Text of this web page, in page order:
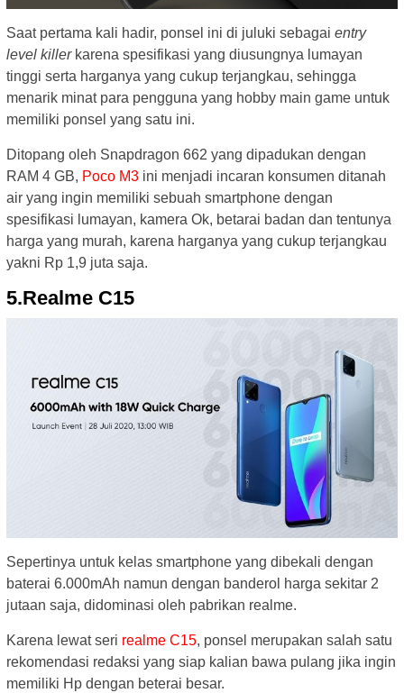
Saat pertama kali hadir, ponsel ini di juluki sebagai entry
level killerkarena spesifikasi yang diusungnya lumayan
tinggi serta harganya yang cukup terjangkau, sehingga
menarik minat para pengguna yang hobby main game untuk
memiliki ponsel yang satu ini.
Ditopang oleh Snapdragon 662 yang dipadukan dengan
RAM 4 GB, Poco M3 ini menjadi incaran konsumen ditanah
air yang ingin memiliki sebuah smartphone dengan
spesifikasi lumayan, kamera Ok, betarai badan dan tentunya
harga yang murah, karena harganya yang cukup terjangkau
yakni Rp 1,9 juta saja.
5.Realme C15
Sepertinya untuk kelas smartphone yang dibekali dengan
baterai 6.000mAh namun dengan banderol harga sekitar 2
jutaan saja, didominasi oleh pabrikan realme.
Karena lewat seri realme C15, ponsel merupakan salah satu
rekomendasi redaksi yang siap kalian bawa pulang jika ingin
memiliki Hp dengan beterai besar.